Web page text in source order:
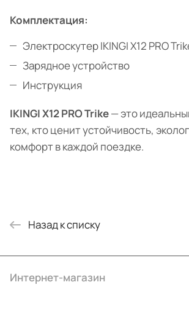
Комплектация:
Электроскутер IKINGI X12 PRO
Зарядное устройство
Инструкция
IKINGI X12 PRO Trike— это
тех, кто ценит устойчивость,
комфорт в каждой поездке.
Назад к списку
Интернет-магазин